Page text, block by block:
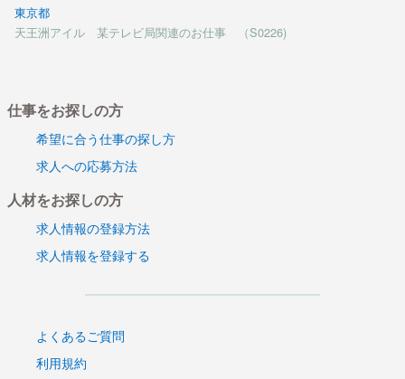
東京都
天王洲アイル 某テレビ局関連のお仕事 （S0226)
仕事をお探しの方
希望に合う仕事の探し方
求人への応募方法
人材をお探しの方
求人情報の登録方法
求人情報を登録する
よくあるご質問
利用規約